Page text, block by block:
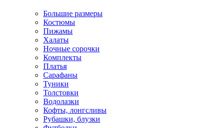
Большие размеры
Костюмы
Пижамы
Халаты
Ночные сорочки
Комплекты
Платья
Сарафаны
Туники
Толстовки
Водолазки
Кофты, лонгсливы
Рубашки, блузки